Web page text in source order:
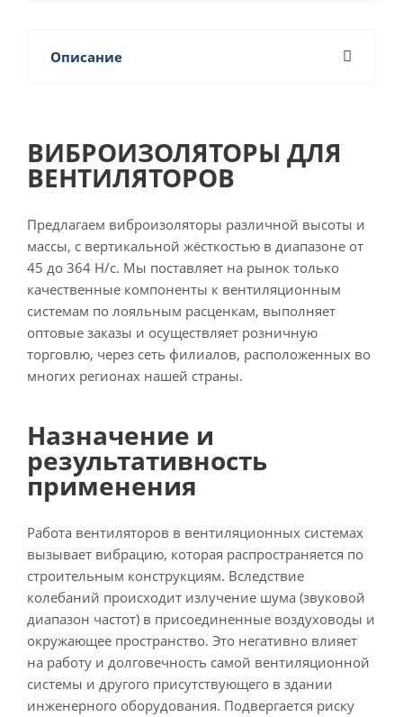
Описание
ВИБРОИЗОЛЯТОРЫ ДЛЯ
ВЕНТИЛЯТОРОВ
Предлагаем виброизоляторы различной высоты и
массы, с вертикальной жёсткостью в диапазоне от
45 до 364 Н/с. Мы поставляет на рынок только
качественные компоненты к вентиляционным
системам по лояльным расценкам, выполняет
оптовые заказы и осуществляет розничную
торговлю, через сеть филиалов, расположенных во
многих регионах нашей страны.
Назначение и
результативность
применения
Работа вентиляторов в вентиляционных системах
вызывает вибрацию, которая распространяется по
строительным конструкциям. Вследствие
колебаний происходит излучение шума (звуковой
диапазон частот) в присоединенные воздуховоды и
окружающее пространство. Это негативно влияет
на работу и долговечность самой вентиляционной
системы и другого присутствующего в здании
инженерного оборудования. Подвергается риску